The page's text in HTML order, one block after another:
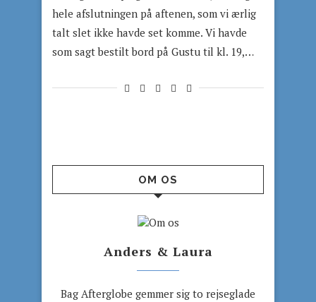
hele afslutningen på aftenen, som vi ærlig
talt slet ikke havde set komme. Vi havde
som sagt bestilt bord på Gustu til kl. 19,…
OM OS
Anders & Laura
Bag Afterglobe gemmer sig to rejseglade